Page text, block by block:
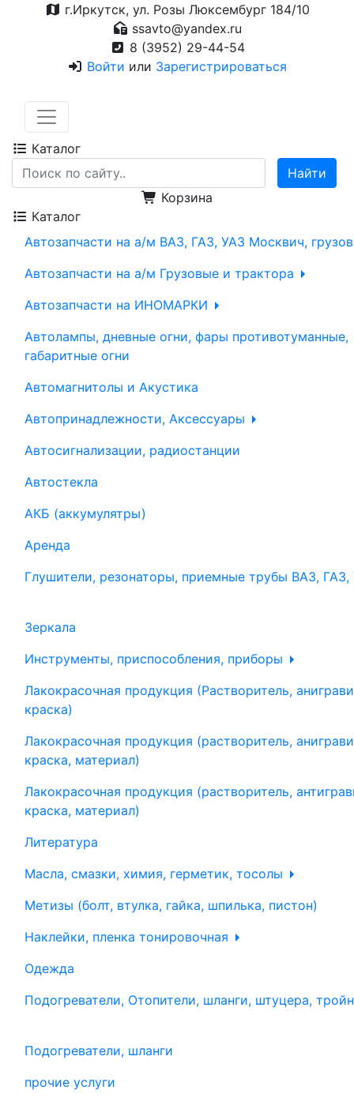
г.Иркутск, ул. Розы Люксембург 184/10
ssavto@yandex.ru
8 (3952) 29-44-54
Войти или Зарегистрироваться
Каталог
Корзина
Каталог
Автозапчасти на а/м ВАЗ, ГАЗ, УАЗ Москвич,
Автозапчасти на а/м Грузовые и трактора
Автозапчасти на ИНОМАРКИ
Автолампы, дневные огни, фары противотуманные,
габаритные огни
Автомагнитолы и Акустика
Автопринадлежности, Аксессуары
Автосигнализации, радиостанции
Автостекла
АКБ (аккумулятры)
Аренда
Глушители, резонаторы, приемные трубы ВАЗ, ГАЗ,
Зеркала
Инструменты, приспособления, приборы
Лакокрасочная продукция (Растворитель,
краска)
Лакокрасочная продукция (растворитель,
краска, материал)
Лакокрасочная продукция (растворитель,
краска, материал)
Литература
Масла, смазки, химия, герметик, тосолы
Метизы (болт, втулка, гайка, шпилька, пистон)
Наклейки, пленка тонировочная
Одежда
Подогреватели, Отопители, шланги, штуцера,
Подогреватели, шланги
прочие услуги